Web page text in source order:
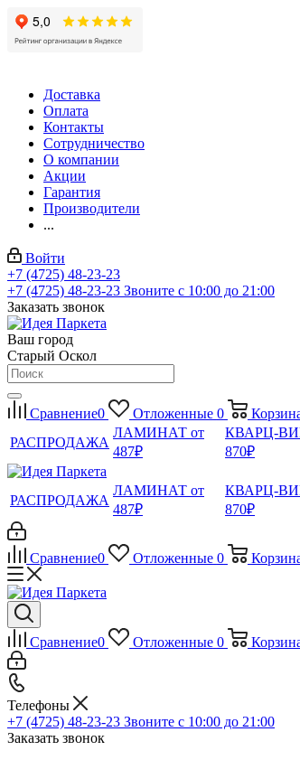
Доставка
Оплата
Контакты
Сотрудничество
О компании
Акции
Гарантия
Производители
...
Войти
+7 (4725) 48-23-23
+7 (4725) 48-23-23 Звоните с 10:00 до 21:00
Заказать звонок
Ваш город
Старый Оскол
Сравнение0 Отложенные 0
РАСПРОДАЖА
ЛАМИНАТ от
487₽
КВАРЦ-
870₽
РАСПРОДАЖА
ЛАМИНАТ от
487₽
КВАРЦ-
870₽
Сравнение0 Отложенные 0
Сравнение0 Отложенные 0
Телефоны
+7 (4725) 48-23-23 Звоните с 10:00 до 21:00
Заказать звонок